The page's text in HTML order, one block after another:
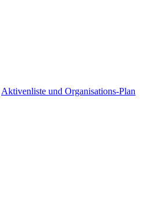
Aktivenliste und Organisations-Plan